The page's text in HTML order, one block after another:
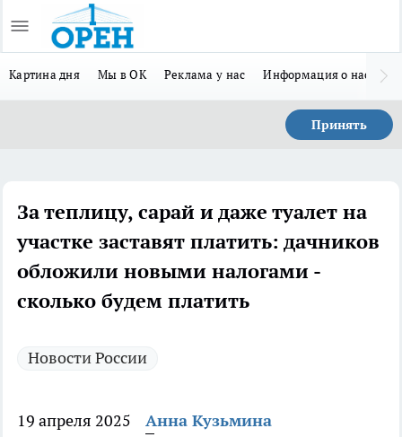
Картина дня Мы в ОК Реклама у нас Информация о нас
Принять
За теплицу, сарай и даже туалет на
участке заставят платить: дачников
обложили новыми налогами -
сколько будем платить
Новости России
19 апреля 2025 Анна Кузьмина